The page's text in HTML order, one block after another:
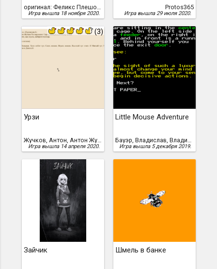
оригинал: Феликс Плешояну (Felix Pleşoianu), перевод: Алексей Галкин, Феликс Плешояну
Игра вышла 18 ноября 2020.
Protos365
Игра вышла 29 июля 2020.
(3)
Урзи
Жучков, Антон, Антон Жучков (fireton)
Игра вышла 14 апреля 2020.
Little Mouse Adventure
Бауэр, Владислав, Владислав Бауэр
Игра вышла 5 декабря 2019.
Зайчик Шмель в банке